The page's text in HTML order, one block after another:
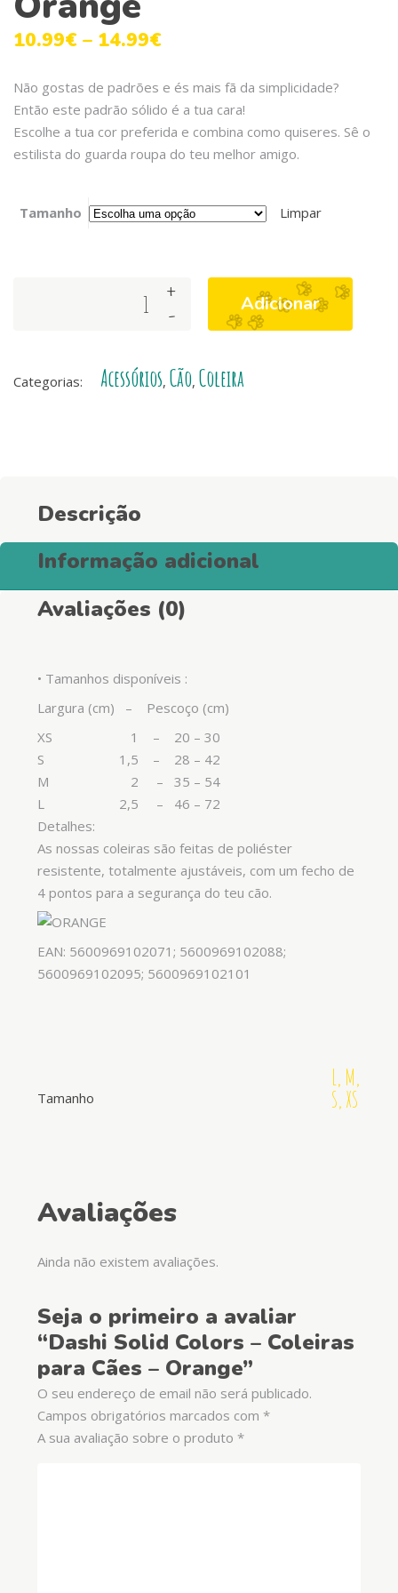
10.99€ – 14.99€
Não gostas de padrões e és mais fã da simplicidade?
Então este padrão sólido é a tua cara!
Escolhe a tua cor preferida e combina como quiseres. Sê o
estilista do guarda roupa do teu melhor amigo.
Tamanho Limpar
Coleiras
-
+ Adicionar
Categorias: Acessórios, Cão, Coleira
Descrição
Informação adicional
Avaliações (0)
• Tamanhos disponíveis :
Largura (cm) – Pescoço (cm)
XS 1 – 20 – 30
S 1,5 – 28 – 42
M 2 – 35 – 54
L 2,5 – 46 – 72
Detalhes:
As nossas coleiras são feitas de poliéster
resistente, totalmente ajustáveis, com um fecho de
4 pontos para a segurança do teu cão.
EAN: 5600969102071; 5600969102088;
5600969102095; 5600969102101
Tamanho
L, M,
S, XS
Avaliações
Ainda não existem avaliações.
Seja o primeiro a avaliar
“Dashi Solid Colors – Coleiras
para Cães – Orange”
O seu endereço de email não será publicado.
Campos obrigatórios marcados com *
A sua avaliação sobre o produto *